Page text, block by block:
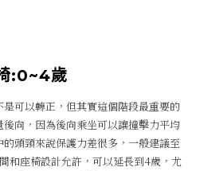
:0~4歲
可以轉正，但其實這個階段最重要的
向，因為後向乘坐可以讓撞擊力平均
頭頸來說保護力差很多，一般建議至
和座椅設計允許，可以延長到4歲，尤